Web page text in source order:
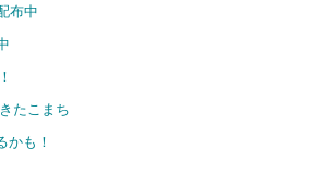
布中
たこまち
かも！